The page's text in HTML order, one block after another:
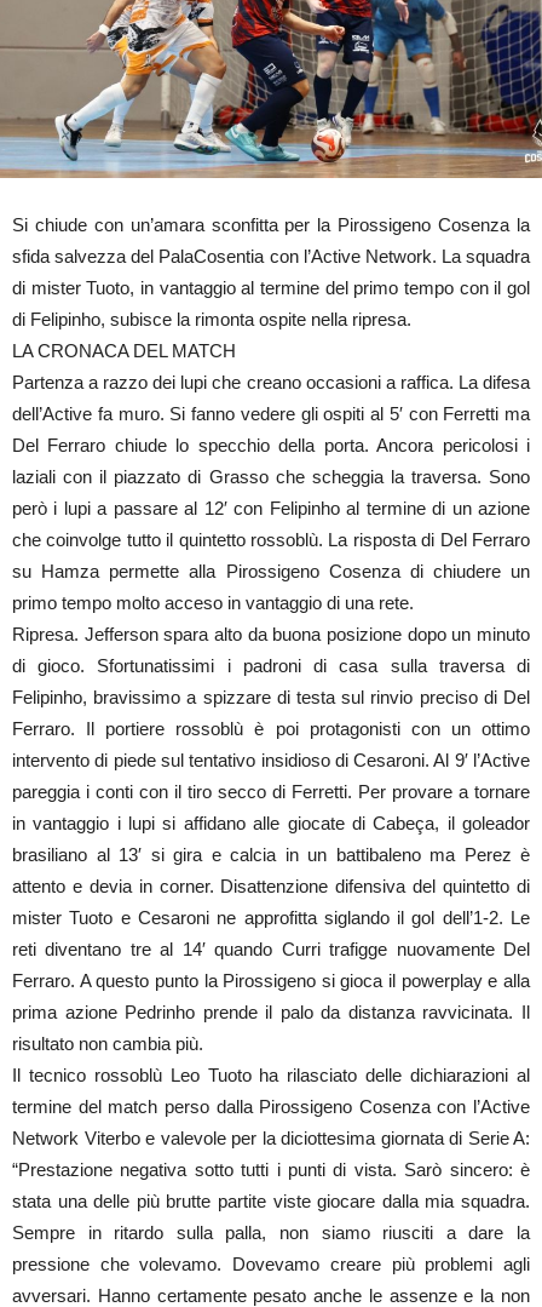
Si chiude con un’amara sconfitta per la Pirossigeno Cosenza la
sfida salvezza del PalaCosentia con l’Active Network. La squadra
di mister Tuoto, in vantaggio al termine del primo tempo con il gol
di Felipinho, subisce la rimonta ospite nella ripresa.
LA CRONACA DEL MATCH
Partenza a razzo dei lupi che creano occasioni a raffica. La difesa
dell’Active fa muro. Si fanno vedere gli ospiti al 5′ con Ferretti ma
Del Ferraro chiude lo specchio della porta. Ancora pericolosi i
laziali con il piazzato di Grasso che scheggia la traversa. Sono
però i lupi a passare al 12′ con Felipinho al termine di un azione
che coinvolge tutto il quintetto rossoblù. La risposta di Del Ferraro
su Hamza permette alla Pirossigeno Cosenza di chiudere un
primo tempo molto acceso in vantaggio di una rete.
Ripresa. Jefferson spara alto da buona posizione dopo un minuto
di gioco. Sfortunatissimi i padroni di casa sulla traversa di
Felipinho, bravissimo a spizzare di testa sul rinvio preciso di Del
Ferraro. Il portiere rossoblù è poi protagonisti con un ottimo
intervento di piede sul tentativo insidioso di Cesaroni. Al 9′ l’Active
pareggia i conti con il tiro secco di Ferretti. Per provare a tornare
in vantaggio i lupi si affidano alle giocate di Cabeça, il goleador
brasiliano al 13′ si gira e calcia in un battibaleno ma Perez è
attento e devia in corner. Disattenzione difensiva del quintetto di
mister Tuoto e Cesaroni ne approfitta siglando il gol dell’1-2. Le
reti diventano tre al 14′ quando Curri trafigge nuovamente Del
Ferraro. A questo punto la Pirossigeno si gioca il powerplay e alla
prima azione Pedrinho prende il palo da distanza ravvicinata. Il
risultato non cambia più.
Il tecnico rossoblù Leo Tuoto ha rilasciato delle dichiarazioni al
termine del match perso dalla Pirossigeno Cosenza con l’Active
Network Viterbo e valevole per la diciottesima giornata di Serie A:
“Prestazione negativa sotto tutti i punti di vista. Sarò sincero: è
stata una delle più brutte partite viste giocare dalla mia squadra.
Sempre in ritardo sulla palla, non siamo riusciti a dare la
pressione che volevamo. Dovevamo creare più problemi agli
avversari. Hanno certamente pesato anche le assenze e la non